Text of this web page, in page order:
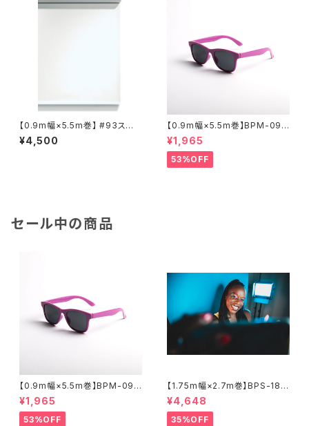
【0.9m幅×5.5m巻】 #93スー
パーホワイト×５本セット スー
ペリア背景紙
¥4,500
【0.9m幅×5.5m巻】BPM-095
5 全17色 スーペリア背景紙
¥1,965
53%OFF
セール中の商品
【0.9m幅×5.5m巻】BPM-095
5 全17色 スーペリア背景紙
¥1,965
53%OFF
【1.75m幅×2.7m巻】BPS-180
0 廃番色 スーペリア背景紙
¥4,648
35%OFF